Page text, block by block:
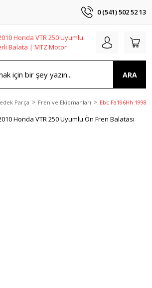
0 (541) 502 52 13
ARA
Parça Fren ve Ekipmanları Ebc Fa196Hh